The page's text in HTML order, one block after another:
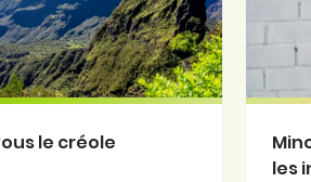
le créole
les